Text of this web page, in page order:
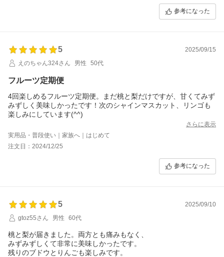
参考になった
5
2025/09/15
えのちゃん324さん
男性 50代
フルーツ定期便
4回楽しめるフルーツ定期便。まだ桃と梨だけですが、甘くてみず
みずしく美味しかったです！次のシャインマスカット、リンゴも
楽しみにしています(^^)
さらに表示
実用品・普段使い｜家族へ｜はじめて
注文日：2024/12/25
参考になった
5
2025/09/10
gtoz55さん
男性 60代
桃と梨が届きました。両方とも痛みもなく、
みずみずしくて非常に美味しかったです。
残りのブドウとりんごも楽しみです。